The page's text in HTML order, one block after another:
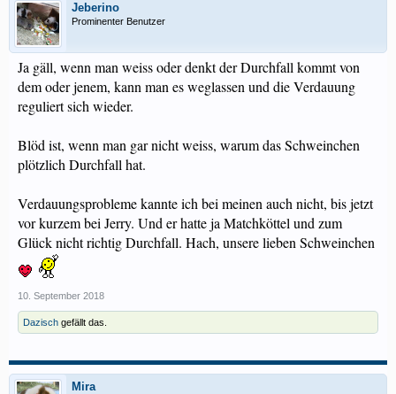
Jeberino
Prominenter Benutzer
Ja gäll, wenn man weiss oder denkt der Durchfall kommt von
dem oder jenem, kann man es weglassen und die Verdauung
reguliert sich wieder.
Blöd ist, wenn man gar nicht weiss, warum das Schweinchen
plötzlich Durchfall hat.
Verdauungsprobleme kannte ich bei meinen auch nicht, bis jetzt
vor kurzem bei Jerry. Und er hatte ja Matchköttel und zum
Glück nicht richtig Durchfall. Hach, unsere lieben Schweinchen
10. September 2018
Dazisch gefällt das.
Mira